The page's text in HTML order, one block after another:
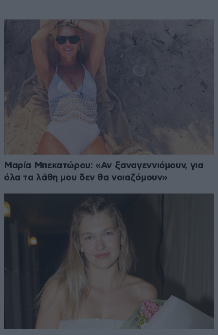
Μαρία Μπεκατώρου: «Αν ξαναγεννιόμουν, για
όλα τα λάθη μου δεν θα νοιαζόμουν»